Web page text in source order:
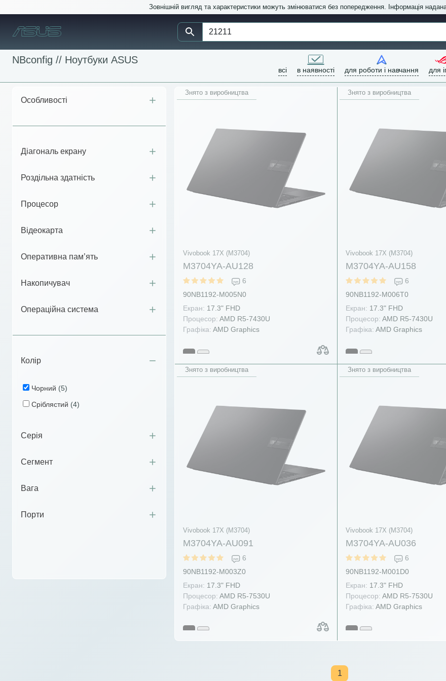
Зовнішній вигляд та характеристики можуть змінюватися без попередження. Інформація
NBconfig // Ноутбуки ASUS
всі в наявності для роботи і навчання для
Особливості
Діагональ екрану
Роздільна здатність
Процесор
Відеокарта
Оперативна пам’ять
Накопичувач
Операційна система
Колір
Чорний (5)
Сріблястий (4)
Серія
Сегмент
Вага
Порти
Знято з виробництва
Vivobook 17X (M3704)
M3704YA-AU128
6
90NB1192-M005N0
Екран: 17.3" FHD
Процесор: AMD R5-7430U
Графіка: AMD Graphics
Знято з виробництва
Vivobook 17X (M3704)
M3704YA-AU158
6
90NB1192-M006T0
Екран: 17.3" FHD
Процесор: AMD R5-7430U
Графіка: AMD Graphics
Знято з виробництва
Vivobook 17X (M3704)
M3704YA-AU091
6
90NB1192-M003Z0
Екран: 17.3" FHD
Процесор: AMD R5-7530U
Графіка: AMD Graphics
Знято з виробництва
Vivobook 17X (M3704)
M3704YA-AU036
6
90NB1192-M001D0
Екран: 17.3" FHD
Процесор: AMD R5-7530U
Графіка: AMD Graphics
1